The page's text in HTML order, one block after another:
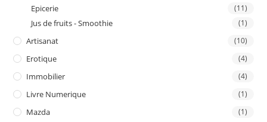
Epicerie (11)
Jus de fruits - Smoothie (1)
Artisanat (10)
Erotique (4)
Immobilier (4)
Livre Numerique (1)
Mazda (1)